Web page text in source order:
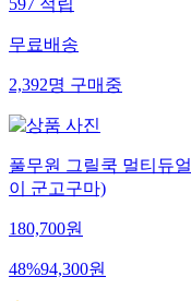
597적립
무료배송
2,392명구매중
풀무원 그릴쿡 멀티듀
이 군고구마)
180,700원
48%94,300원